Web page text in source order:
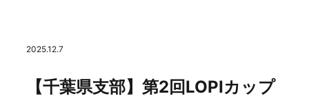
2025.12.7
【千葉県支部】第2回LOPIカップ